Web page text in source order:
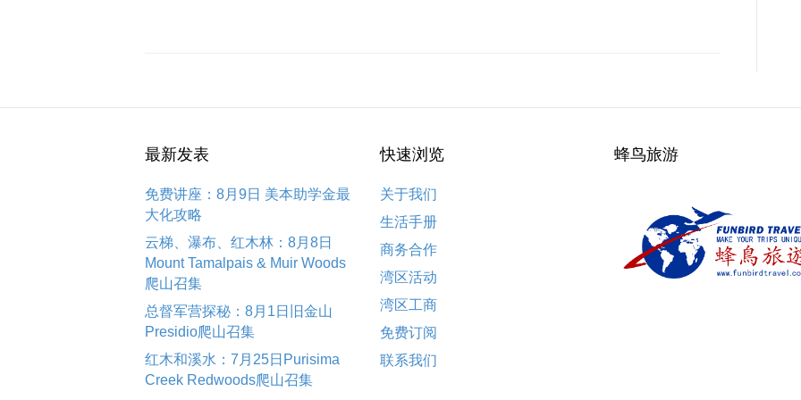
最新发表
免费讲座：8月9日 美本助学金最
大化攻略
云梯、瀑布、红木林：8月8日
Mount Tamalpais & Muir Woods
爬山召集
总督军营探秘：8月1日旧金山
Presidio爬山召集
红木和溪水：7月25日Purisima
Creek Redwoods爬山召集
快速浏览
关于我们
生活手册
商务合作
湾区活动
湾区工商
免费订阅
联系我们
蜂鸟旅游